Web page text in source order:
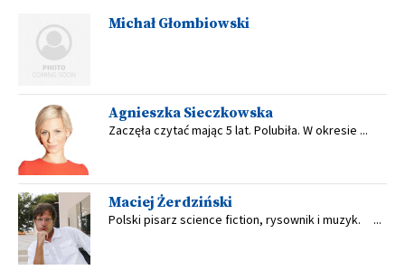
Michał Głombiowski
Agnieszka Sieczkowska
Zaczęła czytać mając 5 lat. Polubiła. W okresie ...
Maciej Żerdziński
Polski pisarz science fiction, rysownik i muzyk. ...